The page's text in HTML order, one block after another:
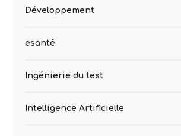
Développement
esanté
Ingénierie du test
Intelligence Artificielle